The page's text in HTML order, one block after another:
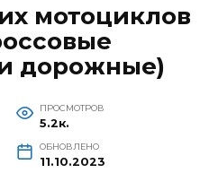
мотоциклов
дорожные)
ПРОСМОТРОВ
5.2к.
ОБНОВЛЕНО
11.10.2023